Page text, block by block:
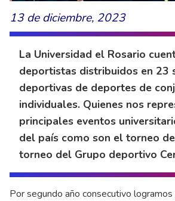
13 de diciembre, 2023
La Universidad el Rosario
deportistas distribuidos en 23
deportivas de deportes de
individuales. Quienes nos
principales eventos
del país como son el torneo
torneo del Grupo deportivo
Por segundo año consecutivo